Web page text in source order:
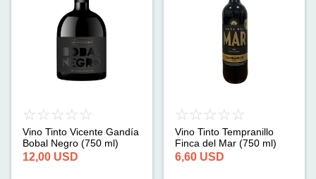
Vino Tinto Vicente Gandía
Bobal Negro (750 ml)
12,00 USD
Vino Tinto Tempranillo
Finca del Mar (750 ml)
6,60 USD